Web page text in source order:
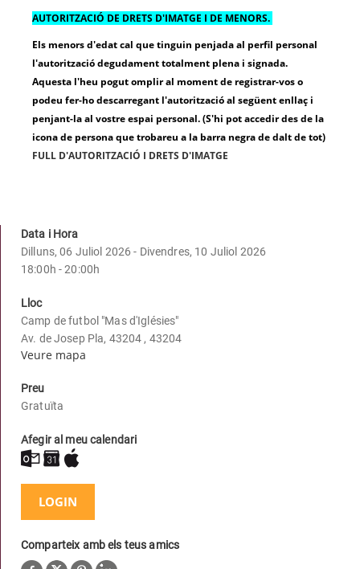
AUTORITZACIÓ DE DRETS D'IMATGE I DE MENORS.
Els menors d'edat cal que tinguin penjada al perfil personal
l'autorització degudament totalment plena i signada.
Aquesta l'heu pogut omplir al moment de registrar-vos o
podeu fer-ho descarregant l'autorització al següent enllaç i
penjant-la al vostre espai personal. (S'hi pot accedir des de la
icona de persona que trobareu a la barra negra de dalt de tot)
FULL D'AUTORITZACIÓ I DRETS D'IMATGE
Data i Hora
Dilluns, 06 Juliol 2026 - Divendres, 10 Juliol 2026
18:00h - 20:00h
Lloc
Camp de futbol "Mas d'Iglésies"
Av. de Josep Pla, 43204 , 43204
Veure mapa
Preu
Gratuïta
Afegir al meu calendari
LOGIN
Comparteix amb els teus amics